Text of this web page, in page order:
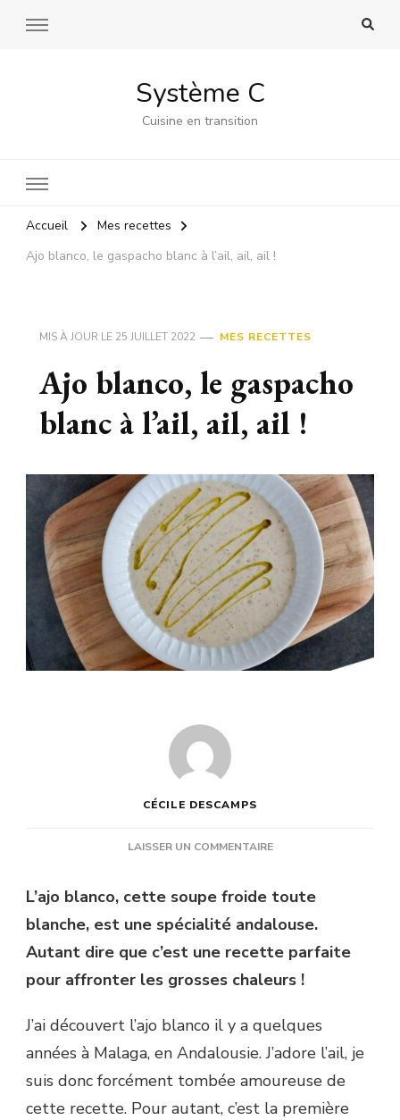
Système C
Cuisine en transition
Accueil
Mes recettes
Ajo blanco, le gaspacho blanc à l’ail, ail, ail !
MIS À JOUR LE 25 JUILLET 2022 MES RECETTES
Ajo blanco, le gaspacho
blanc à l’ail, ail, ail !
CÉCILE DESCAMPS
LAISSER UN COMMENTAIRESUR
LE
GASPACHO
À
L’AIL,
!
L’ajo blanco, cette soupe froide toute
blanche, est une spécialité andalouse.
Autant dire que c’est une recette parfaite
pour affronter les grosses chaleurs !
J’ai découvert l’ajo blanco il y a quelques
années à Malaga, en Andalousie. J’adore l’ail, je
suis donc forcément tombée amoureuse de
cette recette. Pour autant, c’est la première